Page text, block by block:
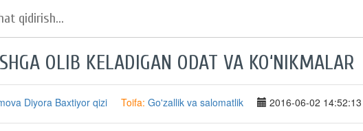
OLIB KELADIGAN ODAT VA KO‘NIKMALAR
Diyora Baxtiyor qizi Toifa: Go'zallik va salomatlik 2016-06-02 14:52:13